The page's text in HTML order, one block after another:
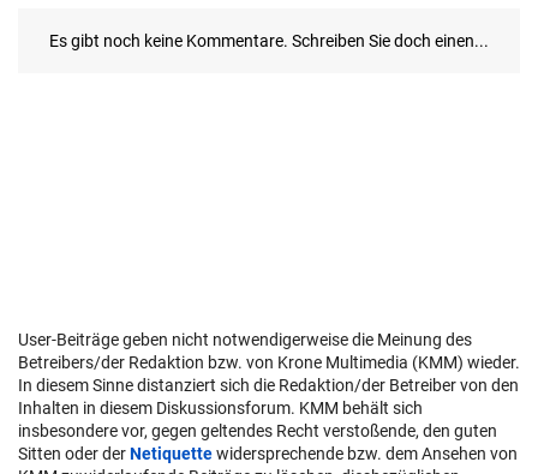
User-Beiträge geben nicht notwendigerweise die Meinung des
Betreibers/der Redaktion bzw. von Krone Multimedia (KMM) wieder.
In diesem Sinne distanziert sich die Redaktion/der Betreiber von den
Inhalten in diesem Diskussionsforum. KMM behält sich
insbesondere vor, gegen geltendes Recht verstoßende, den guten
Sitten oder derNetiquettewidersprechende bzw. dem Ansehen von